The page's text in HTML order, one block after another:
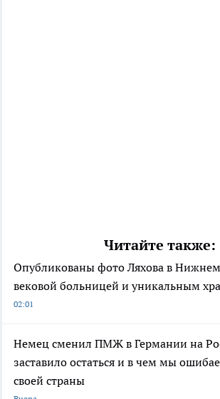
Читайте также:
Опубликованы фото Ляхова в
вековой больницей и уникальным
02:01
Немец сменил ПМЖ в Германии на
заставило остаться и в чем мы
своей страны